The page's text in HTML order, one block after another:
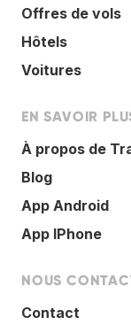
Offres de vols
Hôtels
Voitures
EN SAVOIR
À propos de
Blog
App Android
App IPhone
NOUS
Contact